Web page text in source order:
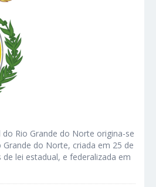
do Rio Grande do Norte origina-se
Grande do Norte, criada em 25 de
lei estadual, e federalizada em